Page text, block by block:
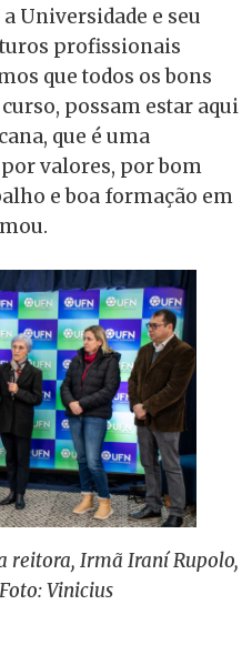
Universidade e seu
profissionais
que todos os bons
possam estar aqui
que é uma
valores, por bom
e boa formação em
reitora, Irmã Iraní Rupolo,
Vinicius